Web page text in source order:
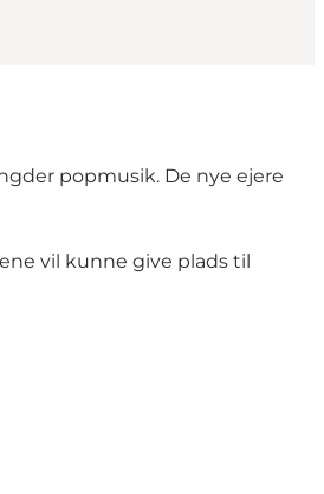
popmusik. De nye ejere
vil kunne give plads til